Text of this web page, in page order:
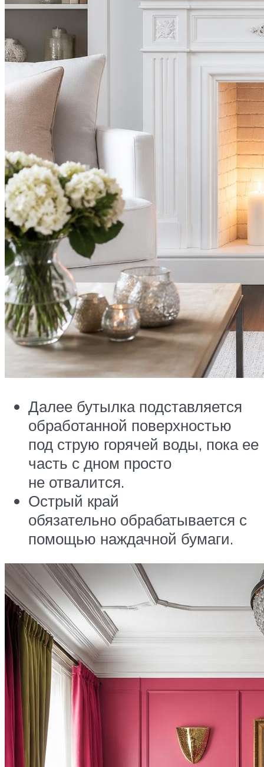
Далее бутылка подставляется
обработанной поверхностью
под струю горячей воды, пока ее
часть с дном просто
не отвалится.
Острый край
обязательно обрабатывается с
помощью наждачной бумаги.